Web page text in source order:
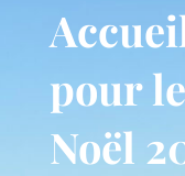
pour
Noël